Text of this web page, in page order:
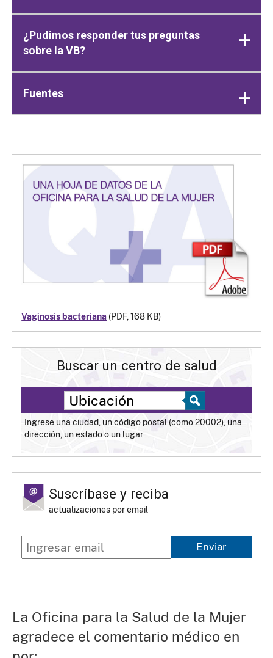
Vaginosis bacteriana (PDF, 168 KB)
Buscar un centro de salud
Ingrese una ciudad, un código postal (como 20002), una
dirección, un estado o un lugar
Suscríbase y reciba
actualizaciones por email
Enviar
¿Pudimos responder tus preguntas
sobre la VB?
Fuentes
La Oficina para la Salud de la Mujer
agradece el comentario médico en